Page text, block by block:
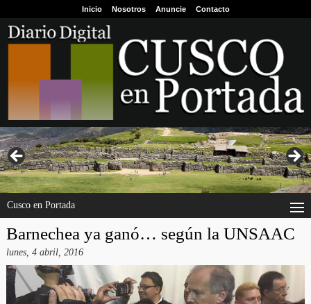
Inicio Nosotros Anuncie Contacto
Cusco en Portada
Barnechea ya ganó… según la UNSAAC
lunes, 4 abril, 2016